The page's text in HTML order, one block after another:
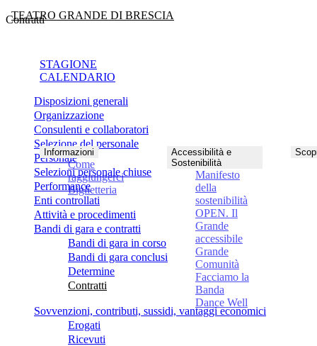
TEATRO GRANDE DI BRESCIA
STAGIONE
CALENDARIO
Informazioni
Come
raggiungerci
Biglietteria
Accessibilità e
Sostenibilità
Manifesto
della
sostenibilità
OPEN. Il
Grande
accessibile
Grande
Comunità
Facciamo la
Banda
Dance Well
Disposizioni generali
Organizzazione
Consulenti e collaboratori
Selezione del personale
Personale
Selezioni personale chiuse
Performance
Enti controllati
Attività e procedimenti
Bandi di gara e contratti
Bandi di gara in corso
Bandi di gara conclusi
Determine
Contratti
Sovvenzioni, contributi, sussidi, vantaggi economici
Erogati
Ricevuti
Contratti